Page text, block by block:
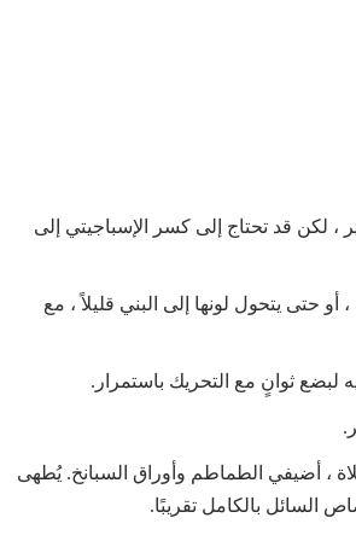
لكن قد تحتاج إلى كسر الإسباجيتي إلى
البقرالمدخن على نار متوسطة لمدة تتراوح بين 1 و 2 دقيقة ، أو حتى يتحول لونها إلى البني قليلاً ، مع
لبضع ثوانٍ مع التحريك باستمرار.
، أضيفي الطماطم وأوراق السبانخ. يُطهى